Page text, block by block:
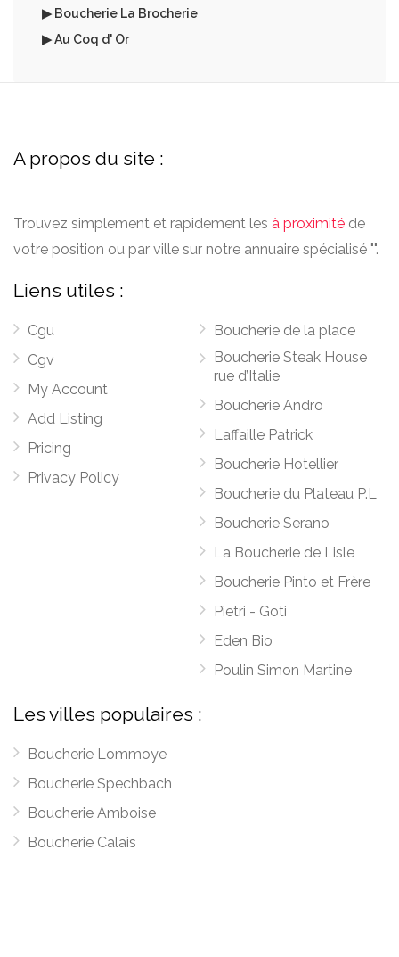
▶ Boucherie La Brocherie
▶ Au Coq d' Or
A propos du site :
Trouvez simplement et rapidement les à proximité de
votre position ou par ville sur notre annuaire spécialisé "".
Liens utiles :
Cgu
Cgv
My Account
Add Listing
Pricing
Privacy Policy
Boucherie de la place
Boucherie Steak House
rue d’Italie
Boucherie Andro
Laffaille Patrick
Boucherie Hotellier
Boucherie du Plateau P.L
Boucherie Serano
La Boucherie de Lisle
Boucherie Pinto et Frère
Pietri - Goti
Eden Bio
Poulin Simon Martine
Les villes populaires :
Boucherie Lommoye
Boucherie Spechbach
Boucherie Amboise
Boucherie Calais